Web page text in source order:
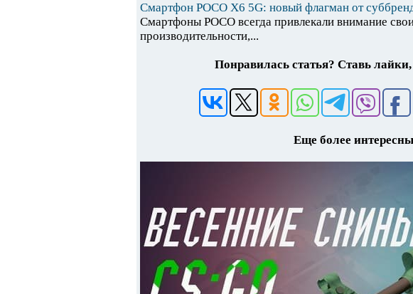
Смартфон POCO X6 5G: новый флагман от
Смартфоны POCO всегда привлекали внимание
производительности,...
Понравилась статья? Ставь
Еще более